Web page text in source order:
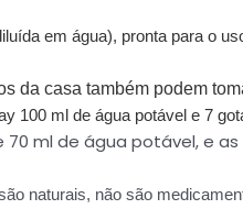
em água), pronta para o
da casa também podem
100 ml de água potável e 7
70 ml de água potável, e
naturais, não são